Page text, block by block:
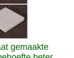
gemaakte